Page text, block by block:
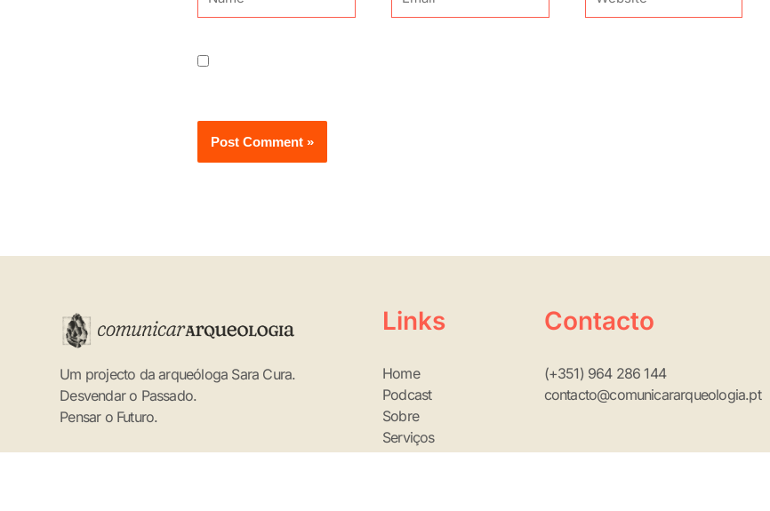
Um projecto da arqueóloga Sara Cura.
Desvendar o Passado.
Pensar o Futuro.
Links
Home
Podcast
Sobre
Serviços
Contacto
Contacto
(+351) 964 286 144
contacto@comunicararqueologia.pt